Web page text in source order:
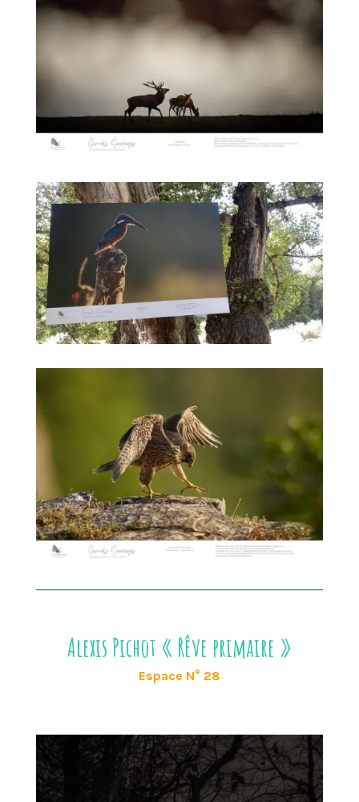
Alexis Pichot « Rêve primaire »
Espace N° 28